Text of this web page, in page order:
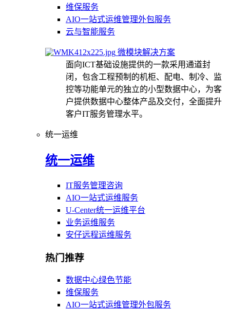
维保服务
AIO一站式运维管理外包服务
云与智能服务
微模块解决方案
面向ICT基础设施提供的一款采用通道封
闭，包含工程预制的机柜、配电、制冷、监
控等功能单元的独立的小型数据中心，为客
户提供数据中心整体产品及交付，全面提升
客户IT服务管理水平。
统一运维
统一运维
IT服务管理咨询
AIO一站式运维服务
U-Center统一运维平台
业务运维服务
安仔远程运维服务
热门推荐
数据中心绿色节能
维保服务
AIO一站式运维管理外包服务